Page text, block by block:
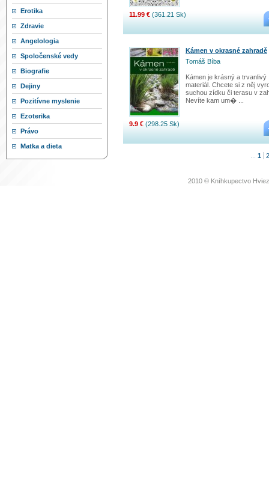
Erotika
Zdravie
Angelologia
Spoločenské vedy
Biografie
Dejiny
Pozitívne myslenie
Ezoterika
Právo
Matka a dieta
11.99 € (361.21 Sk)
Kámen v okrasné zahradě
Tomáš Bíba
Kámen je krásný a trvanlivý
materiál. Chcete si z něj
suchou zídku či terasu v
Nevíte kam um� ...
9.9 € (298.25 Sk)
1 2
2010 © Kníhkupectvo